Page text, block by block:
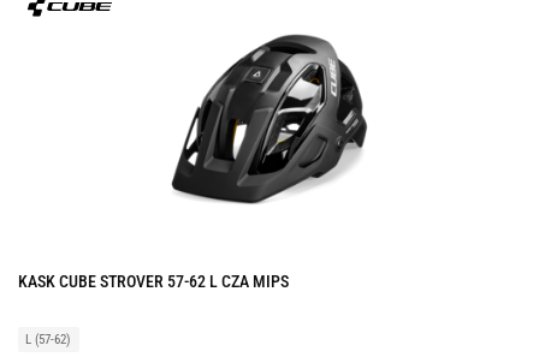
KASK CUBE STROVER 57-62 L CZA MIPS
L (57-62)